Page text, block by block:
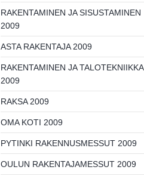
RAKENTAMINEN JA SISUSTAMINEN
2009
ASTA RAKENTAJA 2009
RAKENTAMINEN JA TALOTEKNIIKKA
2009
RAKSA 2009
OMA KOTI 2009
PYTINKI RAKENNUSMESSUT 2009
OULUN RAKENTAJAMESSUT 2009